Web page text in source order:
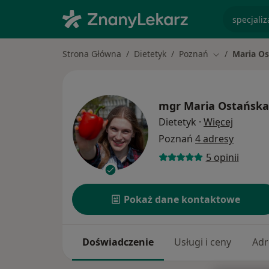
Strona Główna Dietetyk Poznań Zmień miasto
Maria
mgr Maria Ostańska
Dietetyk · Więcej
Poznań 4 adresy
5 opinii
Pokaż dane kontaktowe
Doświadczenie Usługi i ceny